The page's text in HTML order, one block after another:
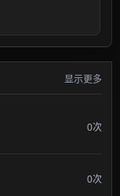
显示更多
0次
0次